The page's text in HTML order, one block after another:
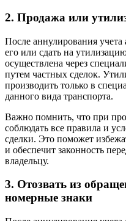
2. Продажа или
После аннулирования
его или сдать на
осуществлена через
путем частных сделок.
производить только в
данного вида транспорта.
Важно помнить, что при
соблюдать все правила и
сделки. Это поможет
и обеспечит законность
владельцу.
3. Отозвать из
номерные знаки